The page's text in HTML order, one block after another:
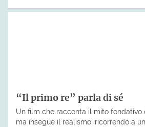
“Il primo re” parla di sé
Un film che racconta il mito fondativo
ma insegue il realismo, ricorrendo a